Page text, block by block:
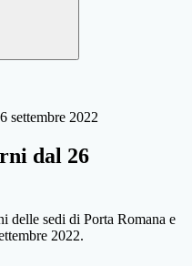
settembre 2022
dal 26
delle sedi di Porta Romana e
2022.